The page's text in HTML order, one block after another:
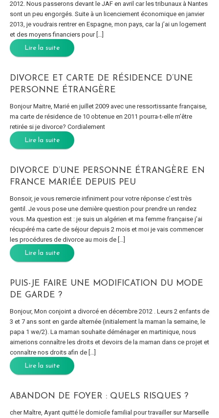
2012. Nous passerons devant le JAF en avril car les tribunaux à Nantes
sont un peu engorgés. Suite à un licenciement économique en janvier
2013, je voudrais rentrer en Espagne, mon pays, car la j’ai un logement
et des moyens financiers pour […]
Lire la suite
DIVORCE ET CARTE DE RÉSIDENCE D’UNE
PERSONNE ÉTRANGÈRE
Bonjour Maitre, Marié en juillet 2009 avec une ressortissante française,
ma carte de résidence de 10 obtenue en 2011 pourra-t-elle m’être
retirée si je divorce? Cordialement
Lire la suite
DIVORCE D’UNE PERSONNE ÉTRANGÈRE EN
FRANCE MARIÉE DEPUIS PEU
Bonsoir, je vous remercie infiniment pour votre réponse c’est très
gentil. Je vous pose une dernière question pour prendre un rendez
vous. Ma question est : je suis un algérien et ma femme française j’ai
récupéré ma carte de séjour depuis 2 mois et moi je vais commencer
les procédures de divorce au mois de […]
Lire la suite
PUIS-JE FAIRE UNE MODIFICATION DU MODE
DE GARDE ?
Bonjour, Mon conjoint a divorcé en décembre 2012 . Leurs 2 enfants de
3 et 7 ans sont en garde alternée (initialement la maman la semaine, le
papa 1 we/2). La maman souhaite déménager en martinique, nous
aimerions connaître les droits et devoirs de la maman dans ce projet et
connaître nos droits afin de […]
Lire la suite
ABANDON DE FOYER : QUELS RISQUES ?
cher Maître, Ayant quitté le domicile familial pour travailler sur Marseille